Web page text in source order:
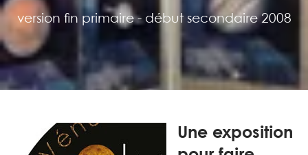
version fin primaire - début secondaire 2008
Une exposition